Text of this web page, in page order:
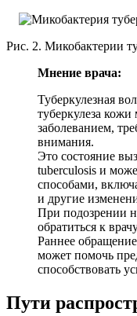
Рис. 2. Микобактерии
Мнение врача:
Туберкулезная
туберкулеза
заболеванием,
внимания.
Это состояние
tuberculosis и
способами,
и другие
При подозрении
обратиться к
Раннее
может помочь
способствовать
Пути